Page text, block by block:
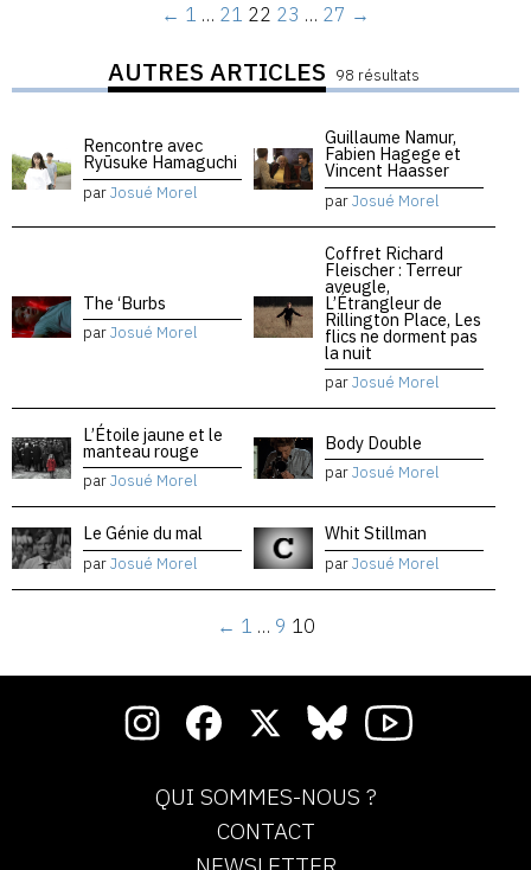
← 1 … 21 22 23 … 27 →
AUTRES ARTICLES 98 résultats
Rencontre avec
Ryūsuke Hamaguchi
parJosué Morel
Guillaume Namur,
Fabien Hagege et
Vincent Haasser
parJosué Morel
The ‘Burbs
parJosué Morel
Coffret Richard
Fleischer : Terreur
aveugle,
L’Étrangleur de
Rillington Place, Les
flics ne dorment pas
la nuit
parJosué Morel
L’Étoile jaune et le
manteau rouge
parJosué Morel
Body Double
parJosué Morel
Le Génie du mal
parJosué Morel
Whit Stillman
parJosué Morel
← 1 … 9 10
QUI SOMMES-NOUS ?
CONTACT